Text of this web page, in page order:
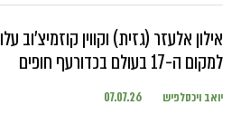
אילון אלעזר (גזית) וקווין קוזמיצ'וב עלו
למקום ה-17 בעולם בכדורעף חופים
יואב ויכסלפיש 07.07.26